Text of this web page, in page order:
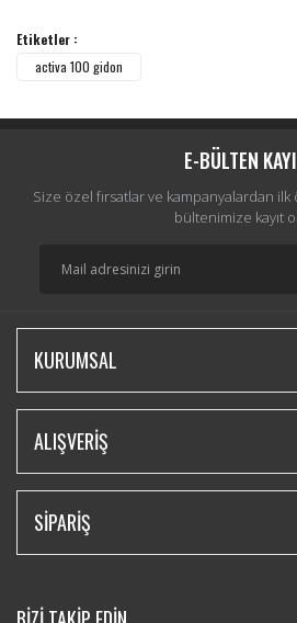
Etiketler :
activa 100 gidon
E-BÜLTEN
Size özel fırsatlar ve kampanyalardan
bültenimize kayıt
KURUMSAL
ALIŞVERİŞ
SİPARİŞ